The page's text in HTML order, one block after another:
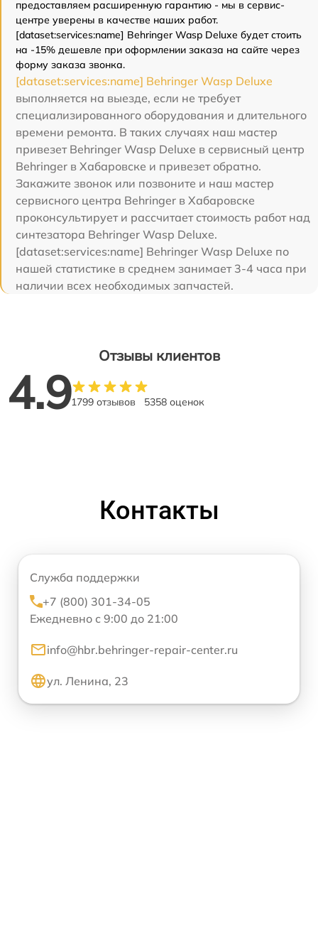
предоставляем расширенную гарантию - мы в сервис-
центре уверены в качестве наших работ.
[dataset:services:name] Behringer Wasp Deluxe будет стоить
на -15% дешевле при оформлении заказа на сайте через
форму заказа звонка.
[dataset:services:name] Behringer Wasp Deluxe
выполняется на выезде, если не требует
специализированного оборудования и длительного
времени ремонта. В таких случаях наш мастер
привезет Behringer Wasp Deluxe в сервисный центр
Behringer в Хабаровске и привезет обратно.
Закажите звонок или позвоните и наш мастер
сервисного центра Behringer в Хабаровске
проконсультирует и рассчитает стоимость работ над
синтезатора Behringer Wasp Deluxe.
[dataset:services:name] Behringer Wasp Deluxe по
нашей статистике в среднем занимает 3-4 часа при
наличии всех необходимых запчастей.
Отзывы клиентов
4.91799 отзывов 5358 оценок
Контакты
Служба поддержки
+7 (800) 301-34-05
Ежедневно с 9:00 до 21:00
info@hbr.behringer-repair-center.ru
ул. Ленина, 23